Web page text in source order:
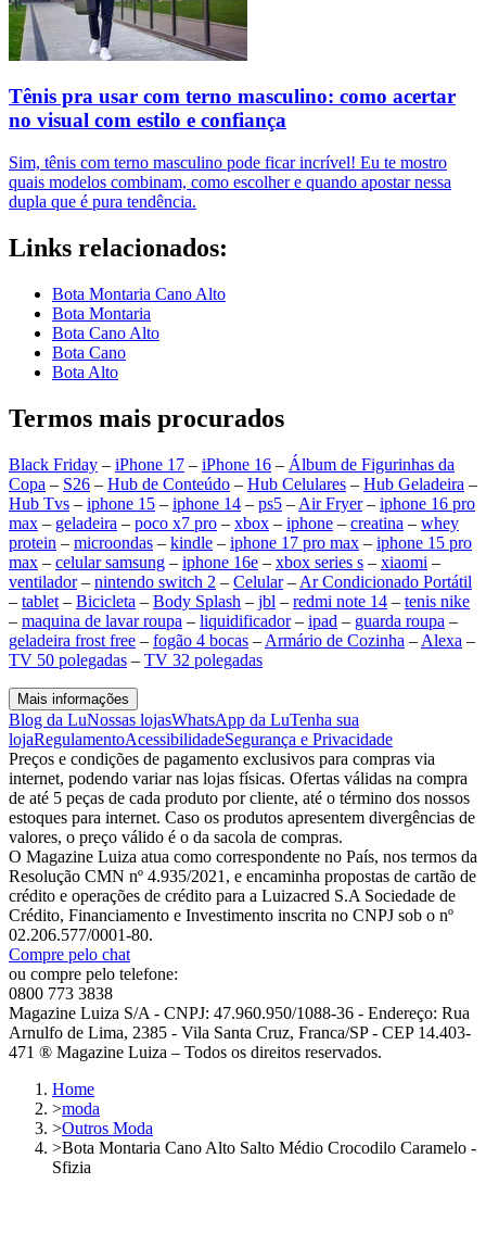
Tênis pra usar com terno masculino: como acertar
no visual com estilo e confiança
Sim, tênis com terno masculino pode ficar incrível! Eu te mostro
quais modelos combinam, como escolher e quando apostar nessa
dupla que é pura tendência.
Links relacionados:
Bota Montaria Cano Alto
Bota Montaria
Bota Cano Alto
Bota Cano
Bota Alto
Termos mais procurados
Black Friday – iPhone 17 – iPhone 16 – Álbum de Figurinhas da
Copa – S26 – Hub de Conteúdo – Hub Celulares – Hub Geladeira –
Hub Tvs – iphone 15 – iphone 14 – ps5 – Air Fryer– iphone 16 pro
max – geladeira – poco x7 pro – xbox – iphone – creatina – whey
protein – microondas – kindle – iphone 17 pro max – iphone 15 pro
max – celular samsung – iphone 16e – xbox series s – xiaomi –
ventilador– nintendo switch 2 – Celular– Ar Condicionado Portátil
– tablet – Bicicleta – Body Splash – jbl – redmi note 14 – tenis nike
– maquina de lavar roupa – liquidificador– ipad – guarda roupa –
geladeira frost free – fogão 4 bocas – Armário de Cozinha – Alexa –
TV 50 polegadas – TV 32 polegadas
Mais informações
Blog da LuNossas lojasWhatsApp da LuTenha sua
lojaRegulamentoAcessibilidadeSegurança e Privacidade
Preços e condições de pagamento exclusivos para compras via
internet, podendo variar nas lojas físicas. Ofertas válidas na compra
de até 5 peças de cada produto por cliente, até o término dos nossos
estoques para internet. Caso os produtos apresentem divergências de
valores, o preço válido é o da sacola de compras.
O Magazine Luiza atua como correspondente no País, nos termos da
Resolução CMN nº 4.935/2021, e encaminha propostas de cartão de
crédito e operações de crédito para a Luizacred S.A Sociedade de
Crédito, Financiamento e Investimento inscrita no CNPJ sob o nº
02.206.577/0001-80.
Compre pelo chat
ou compre pelo telefone:
0800 773 3838
Magazine Luiza S/A - CNPJ: 47.960.950/1088-36 - Endereço: Rua
Arnulfo de Lima, 2385 - Vila Santa Cruz, Franca/SP - CEP 14.403-
471 ® Magazine Luiza – Todos os direitos reservados.
Home
>moda
>Outros Moda
>Bota Montaria Cano Alto Salto Médio Crocodilo Caramelo -
Sfizia